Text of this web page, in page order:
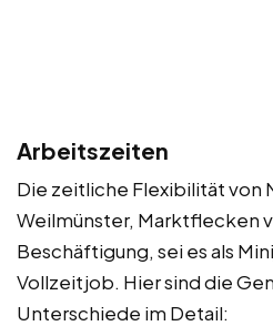
Arbeitszeiten
Die zeitliche Flexibilität von
Weilmünster, Marktflecken
Beschäftigung, sei es als
Vollzeitjob. Hier sind die
Unterschiede im Detail: